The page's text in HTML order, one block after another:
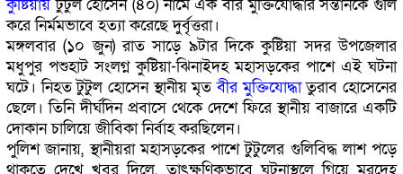
কুষ্টিয়ায় টুটুল হোসেন (৪০) নামে এক বীর মুক্তিযোদ্ধার সন্তানকে গুলি
করে নির্মমভাবে হত্যা করেছে দুর্বৃত্তরা।
মঙ্গলবার (১০ জুন) রাত সাড়ে ৯টার দিকে কুষ্টিয়া সদর উপজেলার
মধুপুর পশুহাট সংলগ্ন কুষ্টিয়া-ঝিনাইদহ মহাসড়কের পাশে এই ঘটনা
ঘটে। নিহত টুটুল হোসেন স্থানীয় মৃতবীর মুক্তিযোদ্ধাতুরাব হোসেনের
ছেলে। তিনি দীর্ঘদিন প্রবাসে থেকে দেশে ফিরে স্থানীয় বাজারে একটি
দোকান চালিয়ে জীবিকা নির্বাহ করছিলেন।
পুলিশ জানায়, স্থানীয়রা মহাসড়কের পাশে টুটুলের গুলিবিদ্ধ লাশ পড়ে